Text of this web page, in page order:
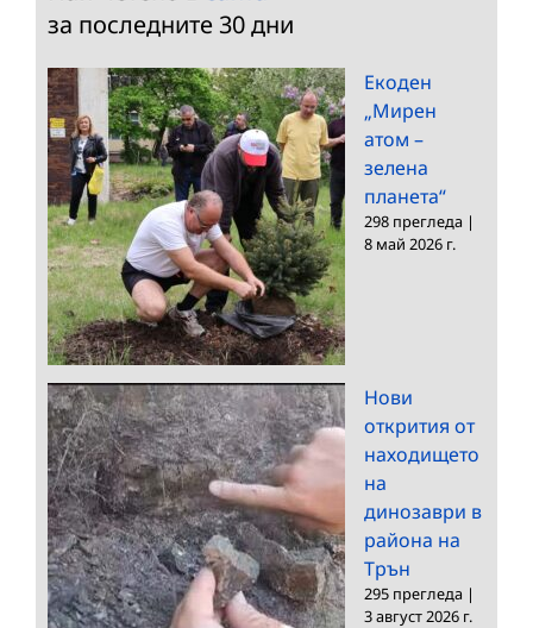
за последните 30 дни
Екоден
„Мирен
атом –
зелена
планета“
298 прегледа |
8 май 2026 г.
Нови
открития от
находището
на
динозаври в
района на
Трън
295 прегледа |
3 август 2026 г.